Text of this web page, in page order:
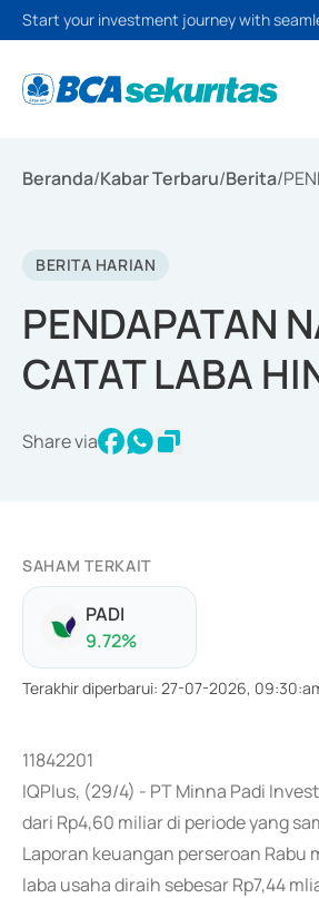
Start your investment journey with
Beranda/Kabar Terbaru/Berita/
BERITA HARIAN
PENDAPATAN
CATAT LABA
Share via
SAHAM TERKAIT
PADI
9.72%
Terakhir diperbarui: 27-07-2026,
11842201
IQPlus, (29/4) - PT Minna Padi
dari Rp4,60 miliar di periode yang
Laporan keuangan perseroan Rabu
laba usaha diraih sebesar Rp7,44